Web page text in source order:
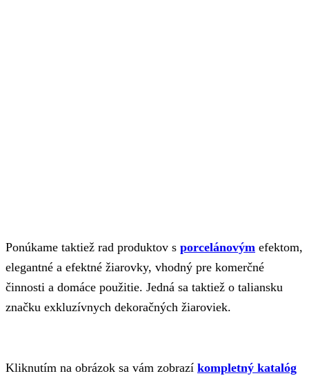
Ponúkame taktiež rad produktov s porcelánovým efektom,
elegantné a efektné žiarovky, vhodný pre komerčné
činnosti a domáce použitie. Jedná sa taktiež o taliansku
značku exkluzívnych dekoračných žiaroviek.
Kliknutím na obrázok sa vám zobrazí kompletný katalóg